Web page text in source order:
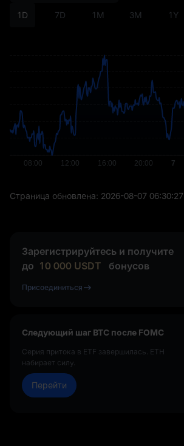
1D 7D 1M 3M 1Y
Страница обновлена: 2026-08-07 06:30:27
Зарегистрируйтесь и получите
до 10 000 USDT бонусов
Присоединиться
Следующий шаг BTC после FOMC
Серия притока в ETF завершилась. ETH
набирает силу.
Перейти